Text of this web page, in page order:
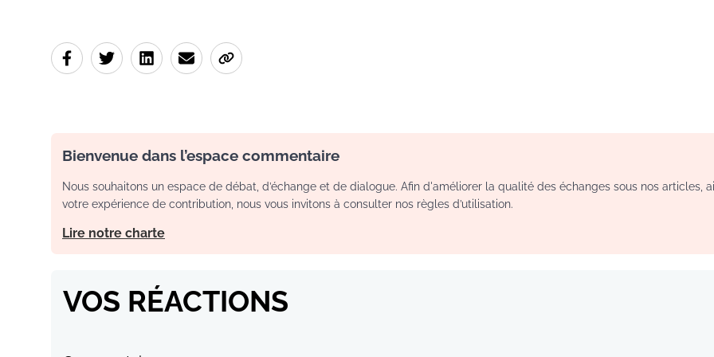
Bienvenue dans l’espace commentaire
Nous souhaitons un espace de débat, d’échange et de dialogue. Afin d'améliorer la qualité des échanges sous nos articles,
votre expérience de contribution, nous vous invitons à consulter nos règles d’utilisation.
Lire notre charte
VOS RÉACTIONS